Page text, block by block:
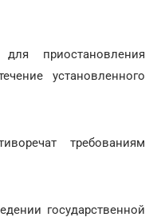
приостановления
установленного
требованиям
государственной